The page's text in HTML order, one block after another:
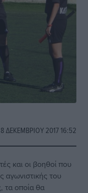
8 ΔΕΚΕΜΒΡΊΟΥ 2017 16:52
και οι βοηθοί που
αγωνιστικής του
τα οποία θα